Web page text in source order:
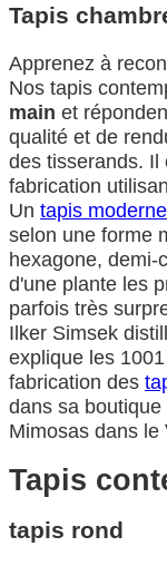
Tapis
Apprenez à
Nos tapis
main et
qualité et de
des tisserands. Il
fabrication
Un tapis moderne
selon une forme
hexagone, demi-
d'une plante les
parfois très
Ilker Simsek
explique les
fabrication des
dans sa
Mimosas dans le
Tapis
tapis rond